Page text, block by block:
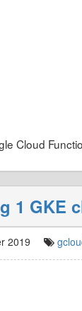
Cloud
1 GKE
2019